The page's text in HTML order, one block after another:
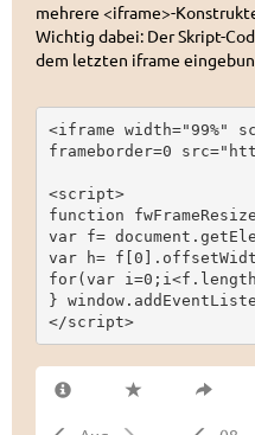
mehrere <iframe>-
Wichtig dabei: Der Skript-
dem letzten iframe
<iframe
frameborder=0
<script>
function
var f=
var h=
for(var
}
</script>